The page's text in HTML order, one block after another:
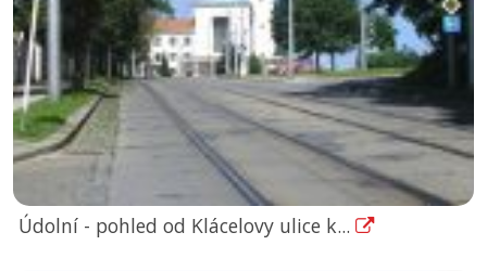
Údolní - pohled od Klácelovy ulice k...